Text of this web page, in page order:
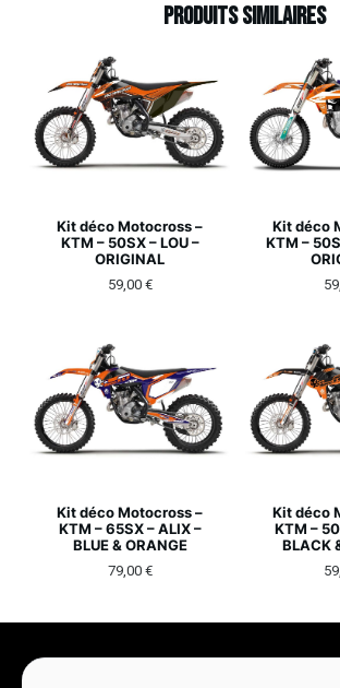
Produits similaires
Kit déco Motocross –
KTM – 50SX – LOU –
ORIGINAL
59,00 €
Kit déco
KTM –
Kit déco Motocross –
KTM – 65SX – ALIX –
BLUE & ORANGE
79,00 €
Kit déco
KTM –
BLACK